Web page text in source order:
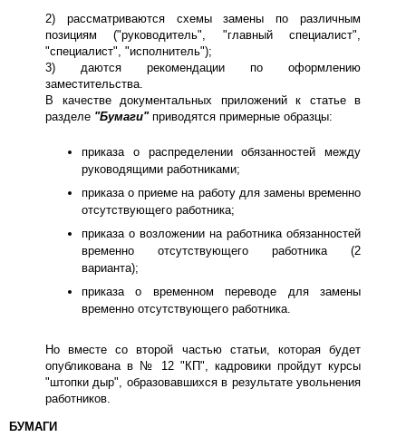
2) рассматриваются схемы замены по различным
позициям ("руководитель", "главный специалист",
"специалист", "исполнитель");
3) даются рекомендации по оформлению
заместительства.
В качестве документальных приложений к статье в
разделе "Бумаги"приводятся примерные образцы:
приказа о распределении обязанностей между
руководящими работниками;
приказа о приеме на работу для замены временно
отсутствующего работника;
приказа о возложении на работника обязанностей
временно отсутствующего работника (2
варианта);
приказа о временном переводе для замены
временно отсутствующего работника.
Но вместе со второй частью статьи, которая будет
опубликована в № 12 "КП", кадровики пройдут курсы
"штопки дыр", образовавшихся в результате увольнения
работников.
БУМАГИ